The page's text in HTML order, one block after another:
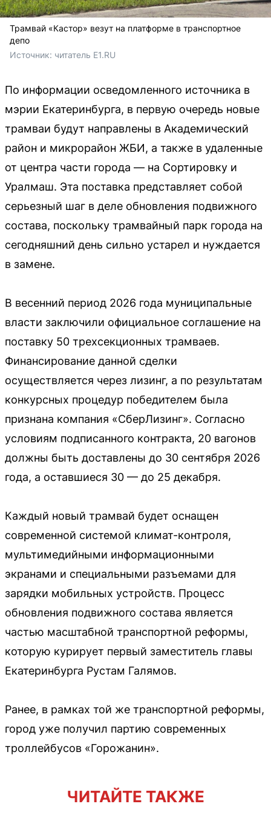
Трамвай «Кастор» везут на платформе в транспортное
депо
Источник: читатель E1.RU
По информации осведомленного источника в
мэрии Екатеринбурга, в первую очередь новые
трамваи будут направлены в Академический
район и микрорайон ЖБИ, а также в удаленные
от центра части города — на Сортировку и
Уралмаш. Эта поставка представляет собой
серьезный шаг в деле обновления подвижного
состава, поскольку трамвайный парк города на
сегодняшний день сильно устарел и нуждается
в замене.
В весенний период 2026 года муниципальные
власти заключили официальное соглашение на
поставку 50 трехсекционных трамваев.
Финансирование данной сделки
осуществляется через лизинг, а по результатам
конкурсных процедур победителем была
признана компания «СберЛизинг». Согласно
условиям подписанного контракта, 20 вагонов
должны быть доставлены до 30 сентября 2026
года, а оставшиеся 30 — до 25 декабря.
Каждый новый трамвай будет оснащен
современной системой климат-контроля,
мультимедийными информационными
экранами и специальными разъемами для
зарядки мобильных устройств. Процесс
обновления подвижного состава является
частью масштабной транспортной реформы,
которую курирует первый заместитель главы
Екатеринбурга Рустам Галямов.
Ранее, в рамках той же транспортной реформы,
город уже получил партию современных
троллейбусов «Горожанин».
ЧИТАЙТЕ ТАКЖЕ